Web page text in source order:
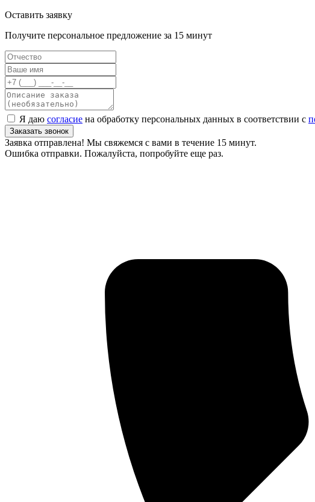
Оставить заявку
Получите персональное предложение за 15 минут
Я даю согласие на обработку персональных данных в соответствии с
Заказать звонок
Заявка отправлена! Мы свяжемся с вами в течение 15 минут.
Ошибка отправки. Пожалуйста, попробуйте еще раз.